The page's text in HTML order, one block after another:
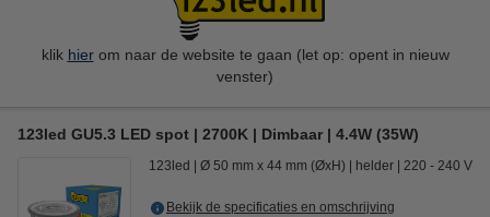
klik hierom naar de website te gaan (let op: opent in nieuw
venster)
123led GU5.3 LED spot | 2700K | Dimbaar | 4.4W (35W)
123led Ø 50 mm x 44 mm (ØxH) helder 220 - 240 V
Bekijk de specificaties en omschrijving